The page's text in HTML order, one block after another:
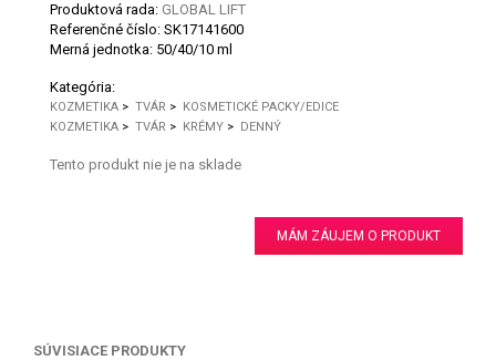
Produktová rada: GLOBAL LIFT
Referenčné číslo: SK17141600
Merná jednotka: 50/40/10 ml
Kategória:
KOZMETIKA > TVÁR > KOSMETICKÉ PACKY/EDICE
KOZMETIKA > TVÁR > KRÉMY > DENNÝ
Tento produkt nie je na sklade
MÁM ZÁUJEM O PRODUKT
SÚVISIACE PRODUKTY